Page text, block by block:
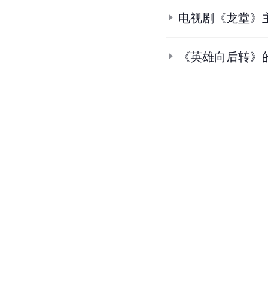
电视剧《龙堂》
《英雄向后转